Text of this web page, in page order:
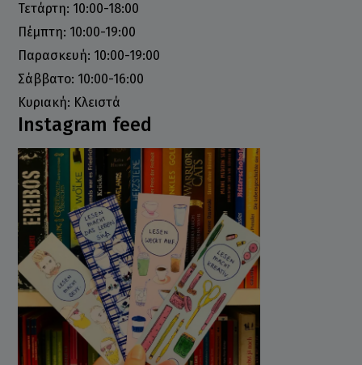
Τετάρτη: 10:00-18:00
Πέμπτη: 10:00-19:00
Παρασκευή: 10:00-19:00
Σάββατο: 10:00-16:00
Κυριακή: Κλειστά
Instagram feed